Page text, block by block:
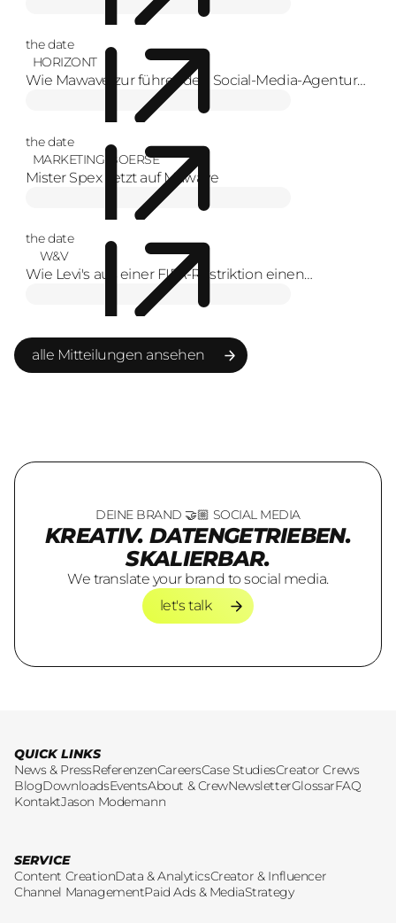
the date
HORIZONT
Wie Mawave zur führenden Social-Media-Agentur
the date
MARKETING-BOERSE
Mister Spex setzt auf Mawave
the date
W&V
Wie Levi's aus einer FIFA-Restriktion einen
Markenmoment macht
alle Mitteilungen ansehen
alle Mitteilungen ansehen
DEINE BRAND 🤝🏼 SOCIAL MEDIA
KREATIV. DATENGETRIEBEN.
SKALIERBAR.
We translate your brand to social media.
let's talk
let's talk
QUICK LINKS
News & PressReferenzenCareersCase StudiesCreator Crews
BlogDownloadsEventsAbout & CrewNewsletterGlossarFAQ
KontaktJason Modemann
SERVICE
Content CreationData & AnalyticsCreator & Influencer
Channel ManagementPaid Ads & MediaStrategy